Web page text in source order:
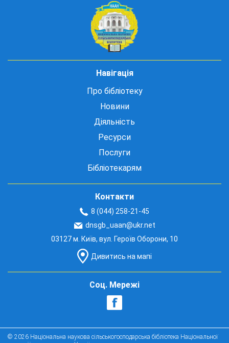
Навігація
Про бібліотеку
Новини
Діяльність
Ресурси
Послуги
Бібліотекарям
Контакти
8 (044) 258-21-45
dnsgb_uaan@ukr.net
03127 м. Київ, вул. Героїв Оборони, 10
Дивитись на мапі
Соц. Мережі
© 2026 Національна наукова сільськогосподарська бібліотека Національної